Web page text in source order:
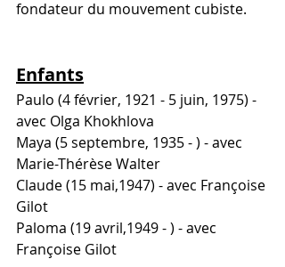
fondateur du mouvement cubiste.
Enfants
Paulo (4 février, 1921 - 5 juin, 1975) -
avec Olga Khokhlova
Maya (5 septembre, 1935 - ) - avec
Marie-Thérèse Walter
Claude (15 mai,1947) - avec Françoise
Gilot
Paloma (19 avril,1949 - ) - avec
Françoise Gilot